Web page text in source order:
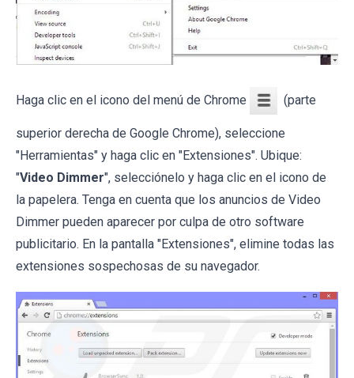
Haga clic en el icono del menú de Chrome (parte
superior derecha de Google Chrome), seleccione
"Herramientas" y haga clic en "Extensiones". Ubique:
"Video Dimmer", selecciónelo y haga clic en el icono de
la papelera. Tenga en cuenta que los anuncios de Video
Dimmer pueden aparecer por culpa de otro software
publicitario. En la pantalla "Extensiones", elimine todas las
extensiones sospechosas de su navegador.